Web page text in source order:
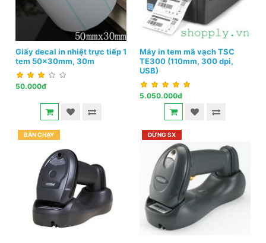
Giấy decal in nhiệt trực tiếp 1
tem 50x30mm, 30m
50.000đ
Máy in tem mã vạch TSC
TE300 (110mm, 300 dpi,
USB)
5.050.000đ
BÁN CHẠY DỪNG SX